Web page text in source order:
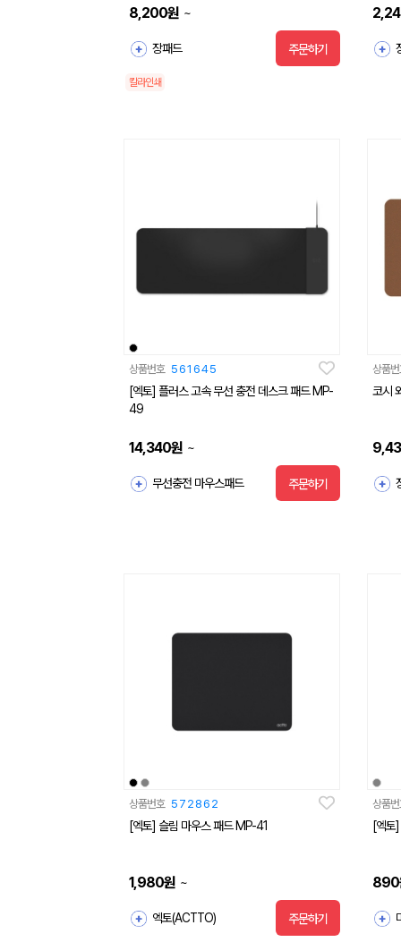
8,200원 ~
장패드 주문하기
칼라인쇄
상품번호 561645
[엑토] 플러스 고속 무선 충전 데스크 패드 MP-
49
14,340원 ~
무선충전 마우스패드 주문하기
상품
코시
상품번호 572862
[엑토] 슬림 마우스 패드 MP-41
1,980원 ~
엑토(ACTTO) 주문하기
상품
[엑토
890